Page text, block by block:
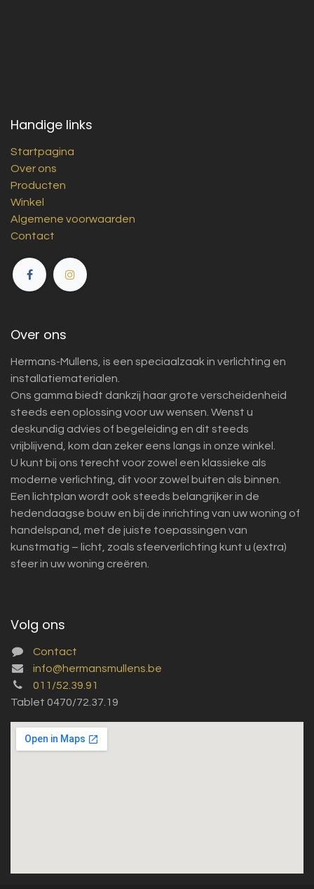
Handige links
Startpagina
Over ons
Producten
Winkel
Algemene voorwaarden
Contact
Over ons
Hermans-Mullens, is een speciaalzaak in verlichting en
installatiematerialen.
Ons gamma biedt dankzij haar grote verscheidenheid
steeds een oplossing voor uw wensen. Wenst u
deskundig advies of begeleiding en dit steeds
vrijblijvend, kom dan zeker eens langs in onze winkel.
U kunt bij ons terecht voor zowel een klassieke als
moderne verlichting, dit voor zowel buiten als binnen.
Een lichtplan wordt ook steeds belangrijker in de
hedendaagse bouw en bij de inrichting van uw woning of
handelspand, met de juiste toepassingen van
kunstmatig – licht, zoals sfeerverlichting kunt u (extra)
sfeer in uw woning creëren.
Volg ons
Contact
info@hermansmullens.be
011/52.39.91
Tablet 0470/72.37.19